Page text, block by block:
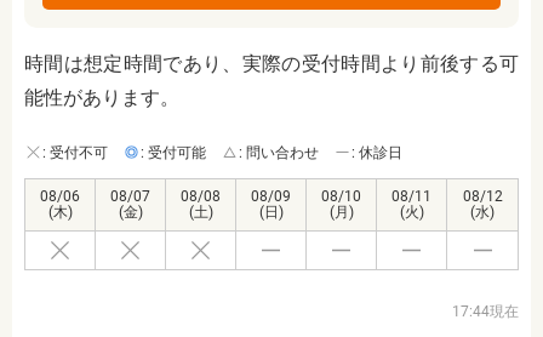
時間は想定時間であり、実際の受付時間より前後する可
能性があります。
: 受付不可 : 受付可能 : 問い合わせ : 休診日
08/06
(木)
08/07
(金)
08/08
(土)
08/09
(日)
08/10
(月)
08/11
(火)
08/12
(水)
17:44現在